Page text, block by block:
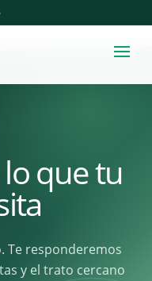
que tu
Te responderemos
y el trato cercano